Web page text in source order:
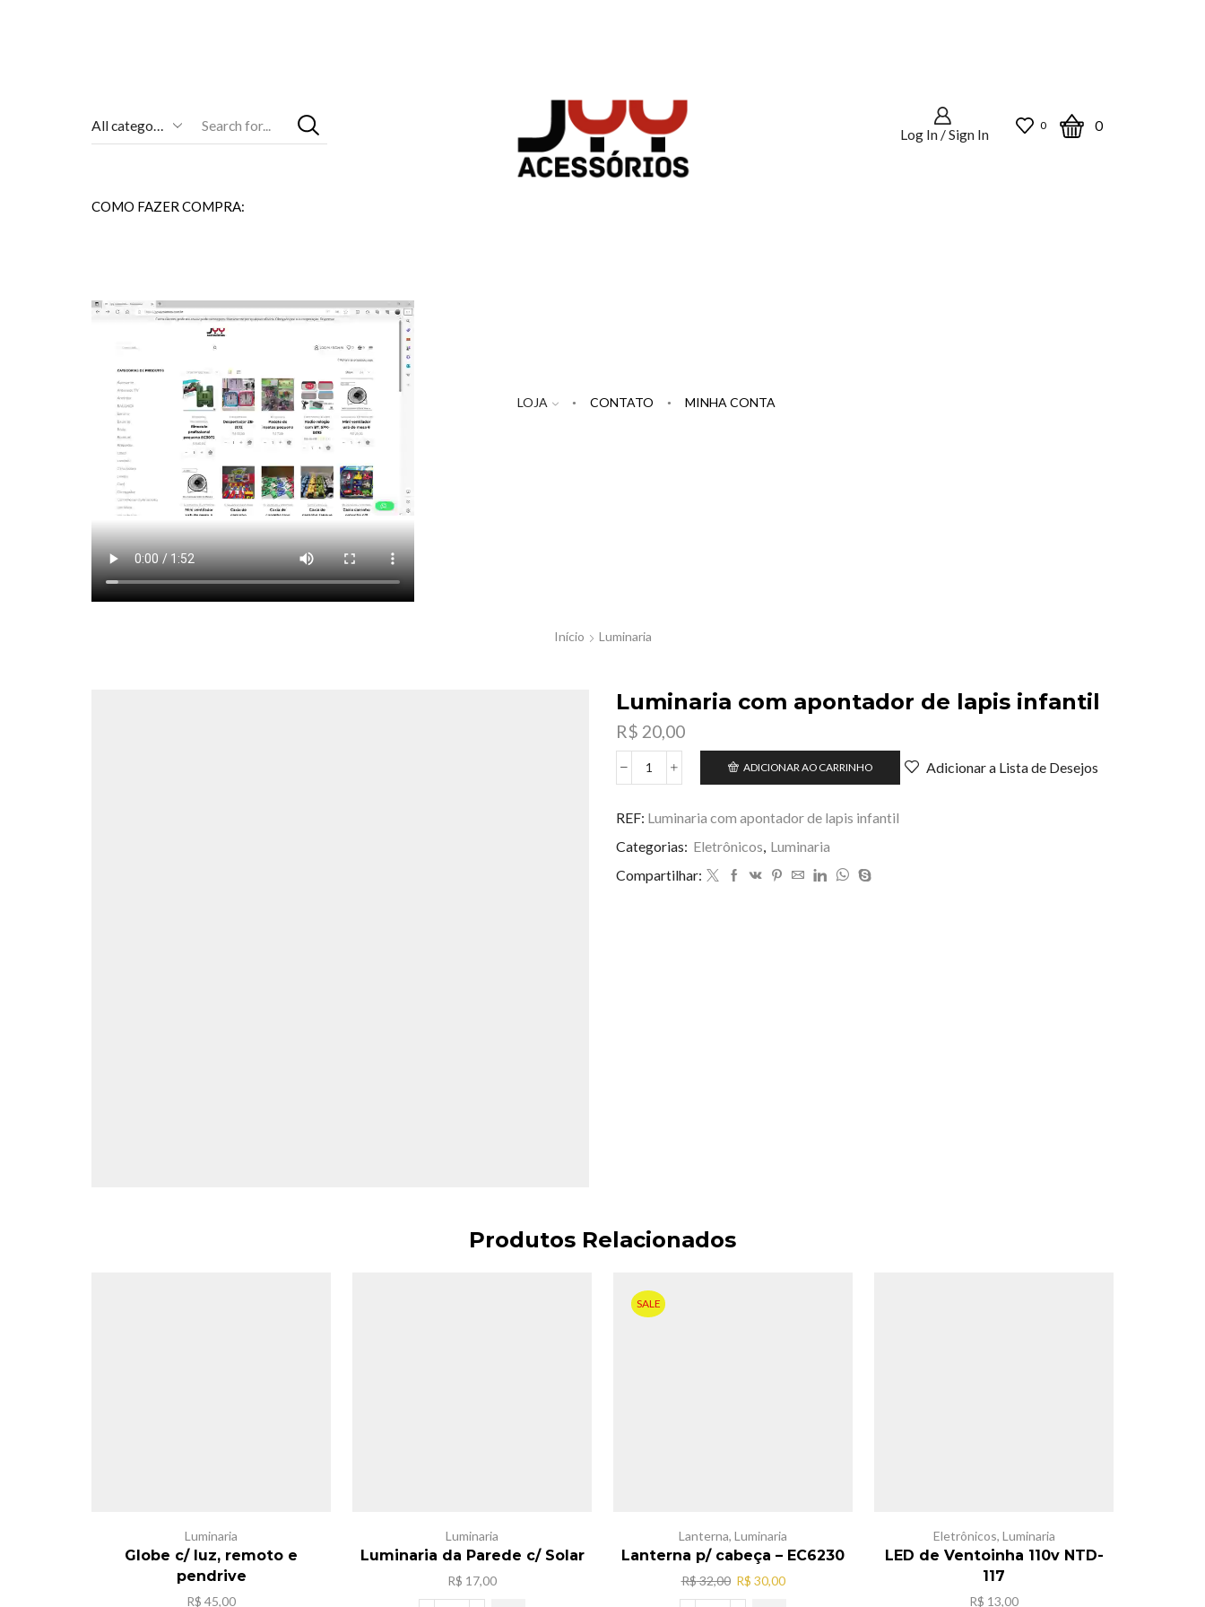
Entrada
Log In / Sign In
0 0
COMO FAZER COMPRA:
LOJA CONTATO MINHA CONTA
Início Luminaria
Luminaria com apontador de lapis infantil
R$ 20,00
Luminaria
apontador
lapis
quantidade
ADICIONAR AO CARRINHO Adicionar a Lista de Desejos
REF: Luminaria com apontador de lapis infantil
Categorias: Eletrônicos, Luminaria
Compartilhar:
Produtos Relacionados
Luminaria
Globe c/ luz, remoto e
pendrive
R$ 45,00
Luminaria
Luminaria da Parede c/ Solar
R$ 17,00
SALE
Lanterna, Luminaria
Lanterna p/ cabeça – EC6230
R$32,00 O
preço
R$ 30,00O
Eletrônicos, Luminaria
LED de Ventoinha 110v NTD-
117
R$ 13,00